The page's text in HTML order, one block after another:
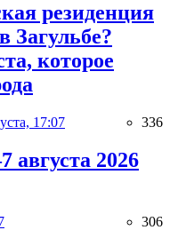
резиденция
Загульбе?
которое
17:07 336
августа 2026
306